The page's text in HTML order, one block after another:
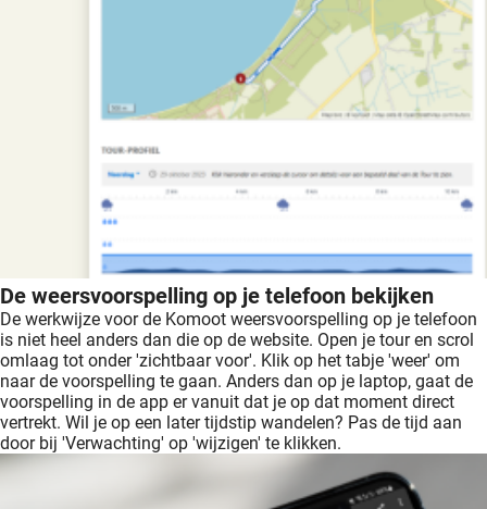
De weersvoorspelling op je telefoon bekijken
De werkwijze voor de Komoot weersvoorspelling op je telefoon
is niet heel anders dan die op de website. Open je tour en scrol
omlaag tot onder 'zichtbaar voor'. Klik op het tabje 'weer' om
naar de voorspelling te gaan. Anders dan op je laptop, gaat de
voorspelling in de app er vanuit dat je op dat moment direct
vertrekt. Wil je op een later tijdstip wandelen? Pas de tijd aan
door bij 'Verwachting' op 'wijzigen' te klikken.